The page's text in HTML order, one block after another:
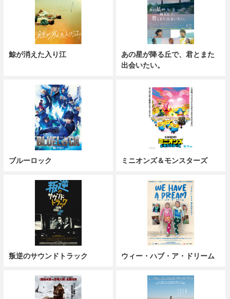
鯨が消えた入り江
あの星が降る丘で、君とまた
出会いたい。
ブルーロック ミニオンズ＆モンスターズ
叛逆のサウンドトラック ウィー・ハブ・ア・ドリーム